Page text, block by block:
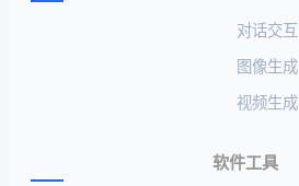
对话交互
图像生成
视频生成
软件工具